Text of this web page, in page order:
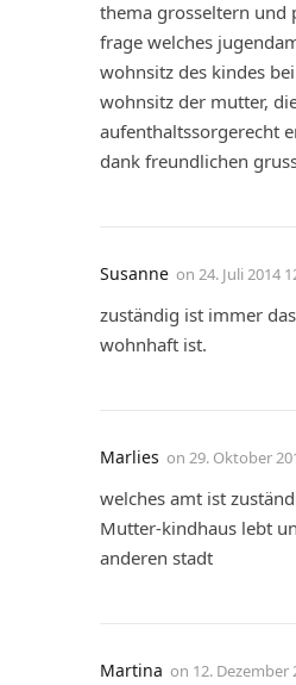
thema grosseltern und
frage welches
wohnsitz des kindes
wohnsitz der mutter,
aufenthaltssorgerecht
dank freundlichen
Susanne on 24. Juli 2014
zuständig ist immer
wohnhaft ist.
Marlies on 29. Oktober
welches amt ist
Mutter-kindhaus lebt
anderen stadt
Martina on 12. Dezember